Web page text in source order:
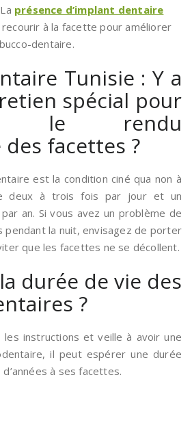
présence d’implant dentaire
recourir à la facette pour améliorer
dentaire.
Tunisie : Y a
spécial pour
le rendu
facettes ?
est la condition ciné qua non à
deux à trois fois par jour et un
an. Si vous avez un problème de
pendant la nuit, envisagez de porter
que les facettes ne se décollent.
durée de vie des
?
instructions et veille à avoir une
il peut espérer une durée
d’années à ses facettes.